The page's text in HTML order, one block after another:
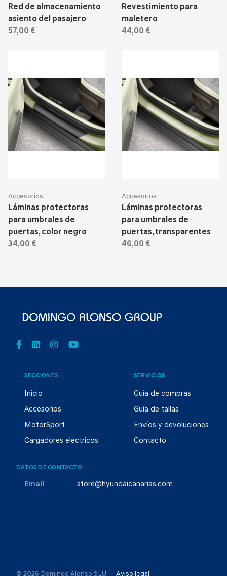
Red de almacenamiento
asiento del pasajero
57,00 €
Revestimiento para
maletero
44,00 €
Accesorios
Láminas protectoras
para umbrales de
puertas, color negro
34,00 €
Accesorios
Láminas protectoras
para umbrales de
puertas, transparentes
46,00 €
SECCIONES
Inicio
Accesorios
MotorSport
Cargadores eléctricos
SERVICIOS
Guía de compras
Guía de tallas
Envíos y devoluciones
Contacto
DATOS DE CONTACTO
Email store@hyundaicanarias.com
© 2026 Domingo Alonso SLU Aviso legal